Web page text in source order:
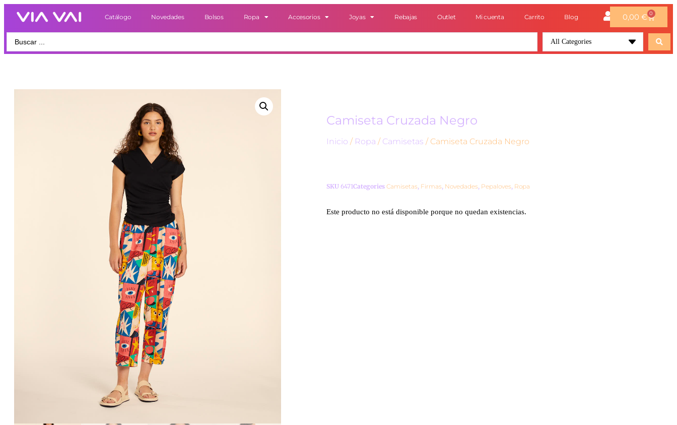
Catálogo Novedades Bolsos Ropa Accesorios Joyas Rebajas Outlet Mi cuenta Carrito Blog 0,00 € 0
All Categories
Camiseta Cruzada Negro
Inicio / Ropa / Camisetas / Camiseta Cruzada Negro
SKU 6471Categories Camisetas, Firmas, Novedades, Pepaloves, Ropa
Este producto no está disponible porque no quedan existencias.